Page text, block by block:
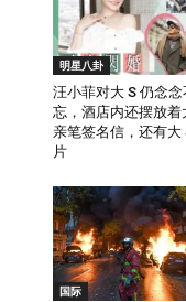
明星八卦
汪小菲对大 S 仍念念
忘，酒店内还摆放着
亲笔签名信，还有大
片
国际